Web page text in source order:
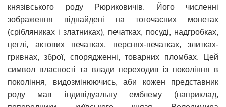
князівського роду Рюриковичів. Його численні
зображення віднайдені на тогочасних монетах
(срібляниках і златниках), печатках, посуді, надгробках,
цеглі, актових печатках, перснях-печатках, злитках-
гривнах, зброї, спорядженні, товарних пломбах. Цей
символ власності та влади переходив із покоління в
покоління, видозмінюючись, аби кожен представник
роду мав індивідуальну емблему (наприклад,